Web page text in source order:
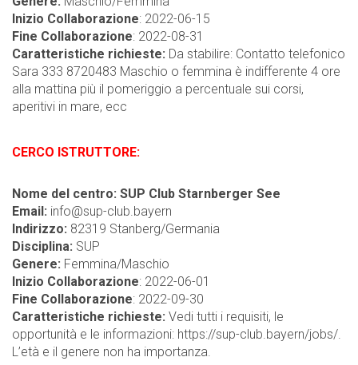
Inizio Collaborazione: 2022-06-15
Fine Collaborazione: 2022-08-31
Caratteristiche richieste: Da stabilire: Contatto telefonico
Sara 333 8720483 Maschio o femmina è indifferente 4 ore
alla mattina più il pomeriggio a percentuale sui corsi,
aperitivi in mare, ecc
CERCO ISTRUTTORE:
Nome del centro: SUP Club Starnberger See
Email: info@sup-club.bayern
Indirizzo: 82319 Stanberg/Germania
Disciplina: SUP
Genere: Femmina/Maschio
Inizio Collaborazione: 2022-06-01
Fine Collaborazione: 2022-09-30
Caratteristiche richieste: Vedi tutti i requisiti, le
opportunità e le informazioni: https://sup-club.bayern/jobs/.
L’età e il genere non ha importanza.